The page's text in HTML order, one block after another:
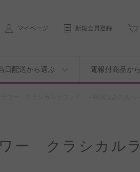
マイページ 新規会員登録
日配送から選ぶ 電報付商品か
ー クラシカル